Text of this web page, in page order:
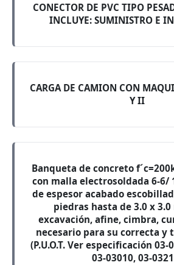
CONECTOR DE PVC TIPO
INCLUYE: SUMINISTRO E
CARGA DE CAMION CON
Y II
Banqueta de concreto
con malla electrosoldada 6-6/
de espesor acabado
piedras hasta de 3.0 x
excavación, afine, cimbra,
necesario para su correcta y
(P.U.O.T. Ver especificación 03-
03-03010, 03-